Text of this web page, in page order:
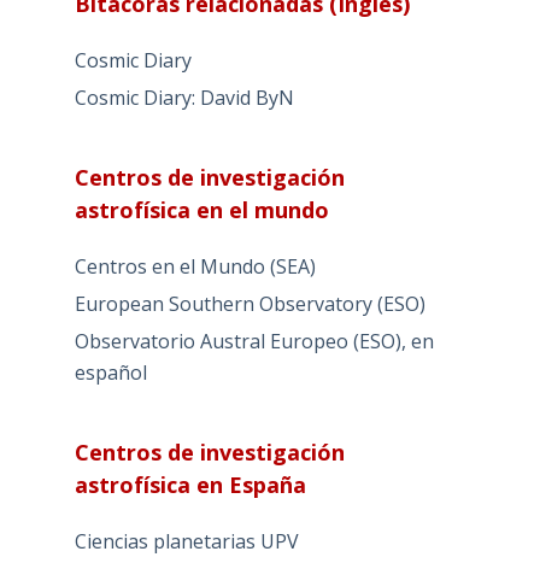
Cosmic Diary
Cosmic Diary: David ByN
Centros de investigación
astrofísica en el mundo
Centros en el Mundo (SEA)
European Southern Observatory (ESO)
Observatorio Austral Europeo (ESO), en
español
Centros de investigación
astrofísica en España
Ciencias planetarias UPV